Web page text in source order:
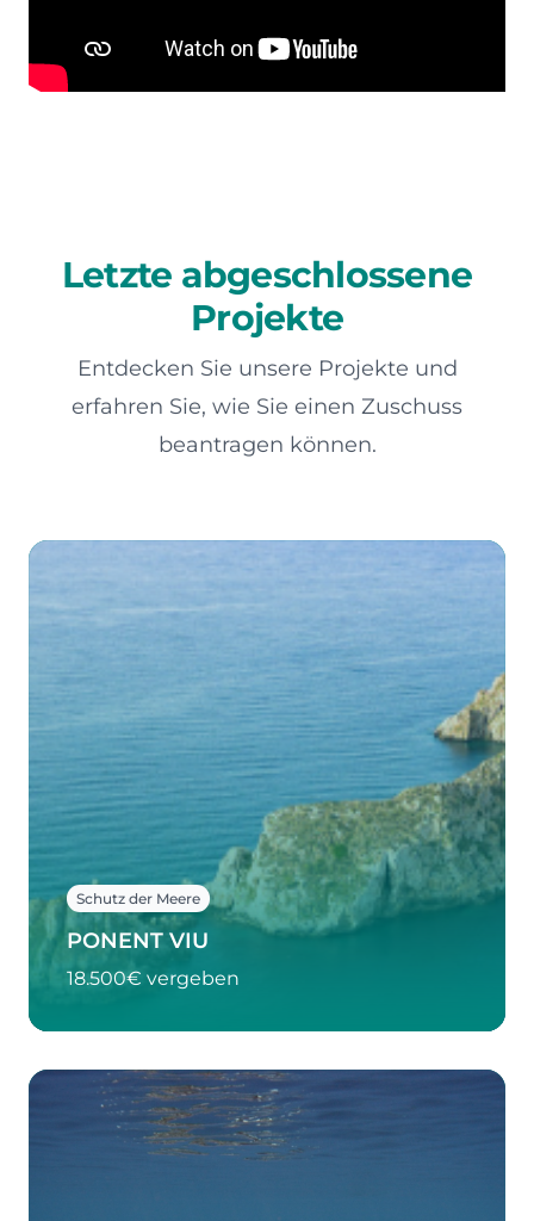
Letzte abgeschlossene
Projekte
Entdecken Sie unsere Projekte und
erfahren Sie, wie Sie einen Zuschuss
beantragen können.
Schutz der Meere
PONENT VIU
18.500€ vergeben